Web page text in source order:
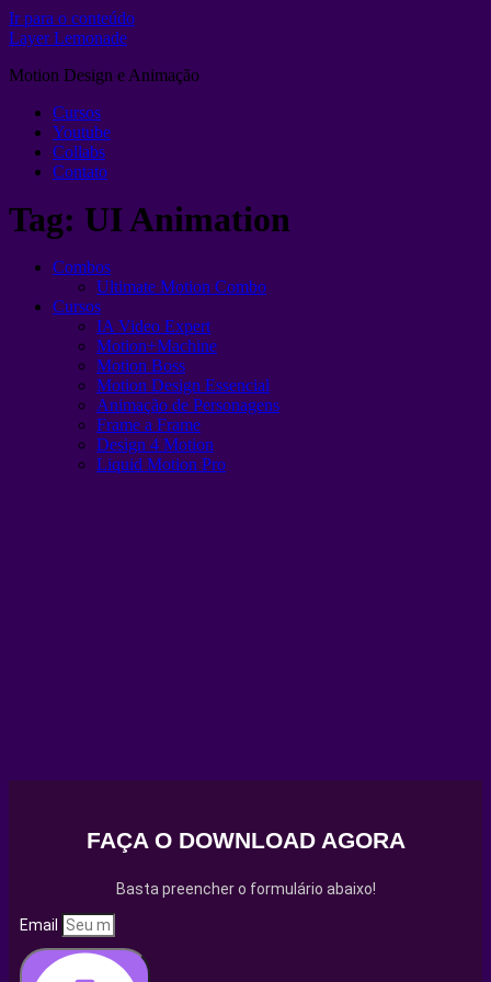
Ir para o conteúdo
Layer Lemonade
Motion Design e Animação
Cursos
Youtube
Collabs
Contato
Tag: UI Animation
Combos
Ultimate Motion Combo
Cursos
IA Video Expert
Motion+Machine
Motion Boss
Motion Design Essencial
Animação de Personagens
Frame a Frame
Design 4 Motion
Liquid Motion Pro
FAÇA O DOWNLOAD AGORA
Basta preencher o formulário abaixo!
Email